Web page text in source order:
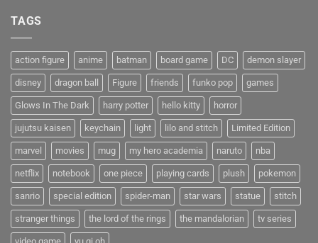
TAGS
action figure anime batman board game DC demon slayer
disney dragon ball Figure friends funko pop games
Glows In The Dark harry potter hello kitty horror
jujutsu kaisen keychain light lilo and stitch Limited Edition
marvel movies mug my hero academia naruto nba
netflix notebook one piece playing cards plush pokemon
sanrio special edition spider-man star wars statue stitch
stranger things the lord of the rings the mandalorian tv series